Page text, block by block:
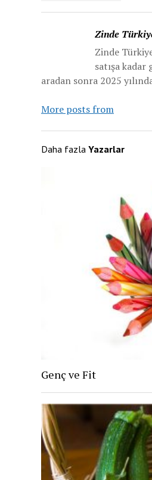
Zinde
Zinde
satışa
aradan sonra 2025
More posts from
Daha fazla Yazarlar
Genç ve Fit